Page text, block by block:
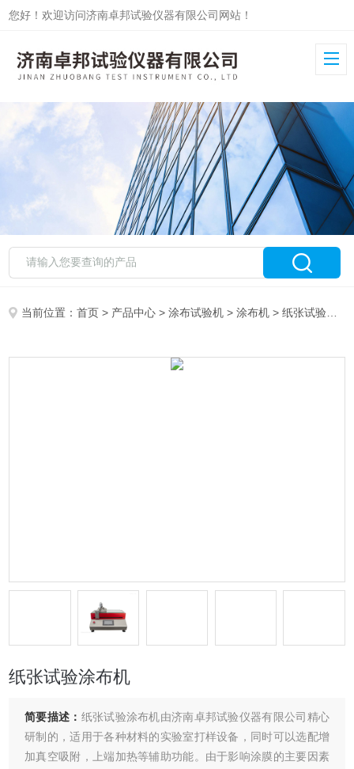
您好！欢迎访问济南卓邦试验仪器有限公司网站！
当前位置：首页 > 产品中心 >涂布试验机 >涂布机 > 纸张试验涂布机
纸张试验涂布机
简要描述： 纸张试验涂布机由济南卓邦试验仪器有限公司精心
研制的，适用于各种材料的实验室打样设备，同时可以选配增
加真空吸附，上端加热等辅助功能。由于影响涂膜的主要因素